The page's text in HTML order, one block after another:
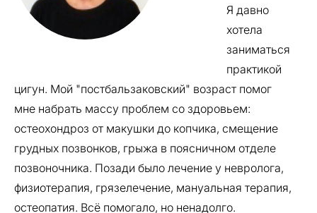
Я давно
хотела
заниматься
практикой
цигун. Мой "постбальзаковский" возраст помог
мне набрать массу проблем со здоровьем:
остеохондроз от макушки до копчика, смещение
грудных позвонков, грыжа в поясничном отделе
позвоночника. Позади было лечение у невролога,
физиотерапия, грязелечение, мануальная терапия,
остеопатия. Всё помогало, но ненадолго.